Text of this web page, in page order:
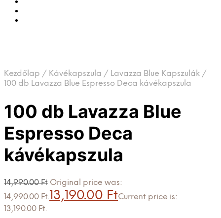
Kezdőlap / Kávékapszula / Lavazza Blue Kapszulák /
100 db Lavazza Blue Espresso Deca kávékapszula
100 db Lavazza Blue
Espresso Deca
kávékapszula
14,990.00Ft Original price was:
14,990.00 Ft.13,190.00 FtCurrent price is:
13,190.00 Ft.